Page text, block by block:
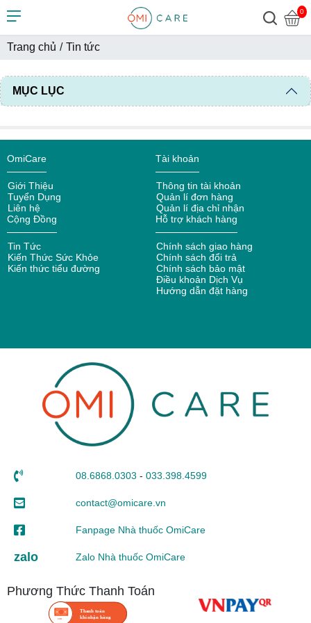
0
Trang chủ / Tin tức
MỤC LỤC
OmiCare
Giới Thiệu
Tuyển Dụng
Liên hệ
Cộng Đồng
Tin Tức
Kiến Thức Sức Khỏe
Kiến thức tiểu đường
Tài khoản
Thông tin tài khoản
Quản lí đơn hàng
Quản lí địa chỉ nhận
Hỗ trợ khách hàng
Chính sách giao hàng
Chính sách đổi trả
Chính sách bảo mật
Điều khoản Dịch Vụ
Hướng dẫn đặt hàng
08.6868.0303 - 033.398.4599
contact@omicare.vn
Fanpage Nhà thuốc OmiCare
zalo Zalo Nhà thuốc OmiCare
Phương Thức Thanh Toán